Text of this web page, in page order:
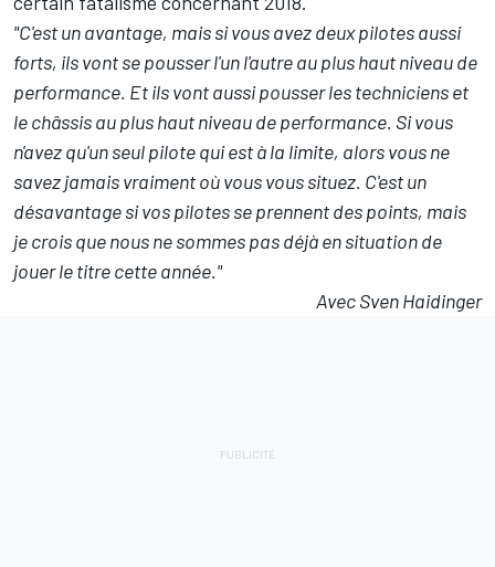
"C'est un avantage, mais si vous avez deux pilotes aussi
forts, ils vont se pousser l'un l'autre au plus haut niveau de
performance. Et ils vont aussi pousser les techniciens et
le châssis au plus haut niveau de performance. Si vous
n'avez qu'un seul pilote qui est à la limite, alors vous ne
savez jamais vraiment où vous vous situez. C'est un
désavantage si vos pilotes se prennent des points, mais
je crois que nous ne sommes pas déjà en situation de
jouer le titre cette année."
Avec Sven Haidinger